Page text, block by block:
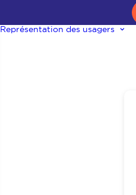
Représentation des usagers